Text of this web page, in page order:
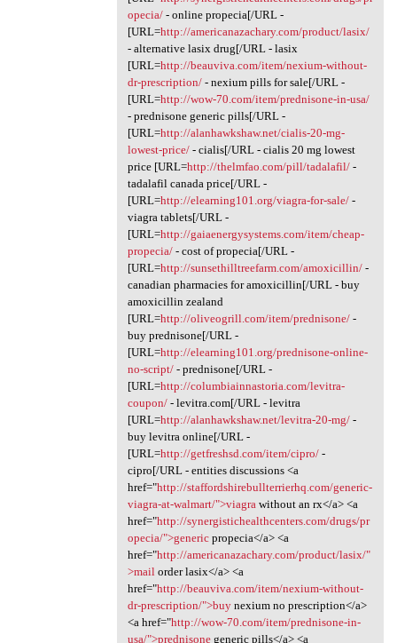
opecia/- online propecia[/URL -
[URL=http://americanazachary.com/product/lasix/
- alternative lasix drug[/URL - lasix
[URL=http://beauviva.com/item/nexium-without-
dr-prescription/- nexium pills for sale[/URL -
[URL=http://wow-70.com/item/prednisone-in-usa/
- prednisone generic pills[/URL -
[URL=http://alanhawkshaw.net/cialis-20-mg-
lowest-price/- cialis[/URL - cialis 20 mg lowest
price [URL=http://thelmfao.com/pill/tadalafil/-
tadalafil canada price[/URL -
[URL=http://elearning101.org/viagra-for-sale/-
viagra tablets[/URL -
[URL=http://gaiaenergysystems.com/item/cheap-
propecia/- cost of propecia[/URL -
[URL=http://sunsethilltreefarm.com/amoxicillin/-
canadian pharmacies for amoxicillin[/URL - buy
amoxicillin zealand
[URL=http://oliveogrill.com/item/prednisone/-
buy prednisone[/URL -
[URL=http://elearning101.org/prednisone-online-
no-script/- prednisone[/URL -
[URL=http://columbiainnastoria.com/levitra-
coupon/- levitra.com[/URL - levitra
[URL=http://alanhawkshaw.net/levitra-20-mg/-
buy levitra online[/URL -
[URL=http://getfreshsd.com/item/cipro/-
cipro[/URL - entities discussions <a
href="http://staffordshirebullterrierhq.com/generic-
viagra-at-walmart/">viagrawithout an rx</a> <a
href="http://synergistichealthcenters.com/drugs/pr
opecia/">genericpropecia</a> <a
href="http://americanazachary.com/product/lasix/"
>mailorder lasix</a> <a
href="http://beauviva.com/item/nexium-without-
dr-prescription/">buynexium no prescription</a>
<a href="http://wow-70.com/item/prednisone-in-
usa/">prednisonegeneric pills</a> <a